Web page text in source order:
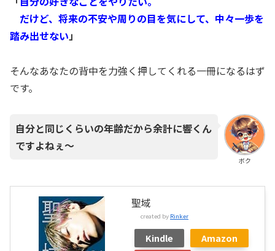
だけど、将来の不安や周りの目を気にして、中々一歩を
踏み出せない」
そんなあなたの背中を力強く押してくれる一冊になるはず
です。
ボク
自分と同じくらいの年齢だから余計に響くん
ですよねぇ～
聖域
created by Rinker
Kindle
Amazon